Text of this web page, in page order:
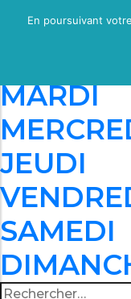
MARDI
JEUDI
SAMEDI
Rechercher :
En poursuivant